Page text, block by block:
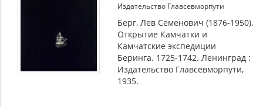
Издательство Главсевморпути
Берг, Лев Семенович (1876-1950).
Открытие Камчатки и
Камчатские экспедиции
Беринга. 1725-1742. Ленинград :
Издательство Главсевморпути,
1935.